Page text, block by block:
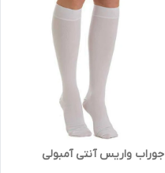
جوراب واریس آنتی آمبولی